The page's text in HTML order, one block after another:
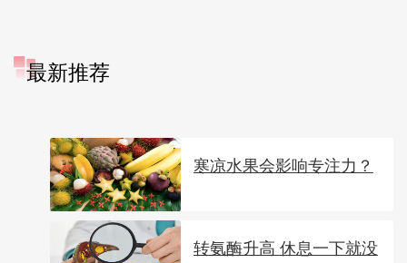
最新推荐
寒凉水果会影响专注力？
转氨酶升高 休息一下就没